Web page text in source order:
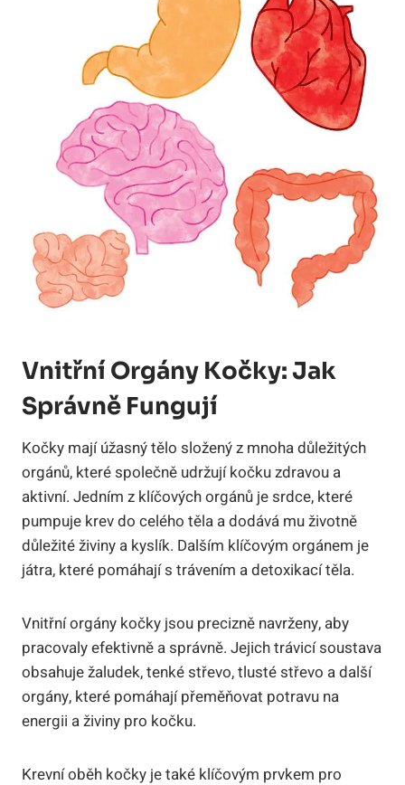
Vnitřní Orgány Kočky: Jak
Správně Fungují
Kočky mají úžasný tělo složený z mnoha důležitých
orgánů, které společně udržují kočku zdravou a
aktivní. Jedním z klíčových orgánů je srdce, které
pumpuje krev do celého těla a dodává mu životně
důležité živiny a kyslík. Dalším klíčovým orgánem je
játra, které pomáhají s trávením a detoxikací těla.
Vnitřní orgány kočky jsou precizně navrženy, aby
pracovaly efektivně a správně. Jejich trávicí soustava
obsahuje žaludek, tenké střevo, tlusté střevo a další
orgány, které pomáhají přeměňovat potravu na
energii a živiny pro kočku.
Krevní oběh kočky je také klíčovým prvkem pro